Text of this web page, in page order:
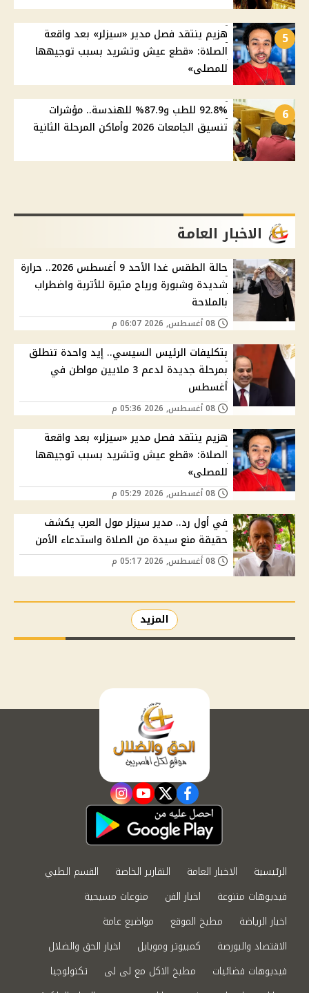
5
هزيم ينتقد فصل مدير «سيزلر» بعد واقعة
الصلاة: «قطع عيش وتشريد بسبب توجيهها
للمصلى»
6
92.8% للطب و87.9% للهندسة.. مؤشرات
تنسيق الجامعات 2026 وأماكن المرحلة الثانية
الاخبار العامة
حالة الطقس غدا الأحد 9 أغسطس 2026.. حرارة
شديدة وشبورة ورياح مثيرة للأتربة واضطراب
بالملاحة
بتكليفات الرئيس السيسي.. إيد واحدة تنطلق
بمرحلة جديدة لدعم 3 ملايين مواطن في
أغسطس
هزيم ينتقد فصل مدير «سيزلر» بعد واقعة
الصلاة: «قطع عيش وتشريد بسبب توجيهها
للمصلى»
في أول رد.. مدير سيزلر مول العرب يكشف
حقيقة منع سيدة من الصلاة واستدعاء الأمن
المزيد
facebook
twitter
youtube
instagram
الرئيسية الاخبار العامة التقارير الخاصة
القسم الطبي
فيديوهات متنوعة
اخبار الفن
منوعات مسيحية
اخبار الرياضة
مطبخ الموقع
مواضيع عامة
الاقتصاد والبورصة
كمبيوتر وموبايل
اخبار الحق والضلال
فيديوهات فضائيات
مطبخ الاكل مع لى لى
تكنولوجيا